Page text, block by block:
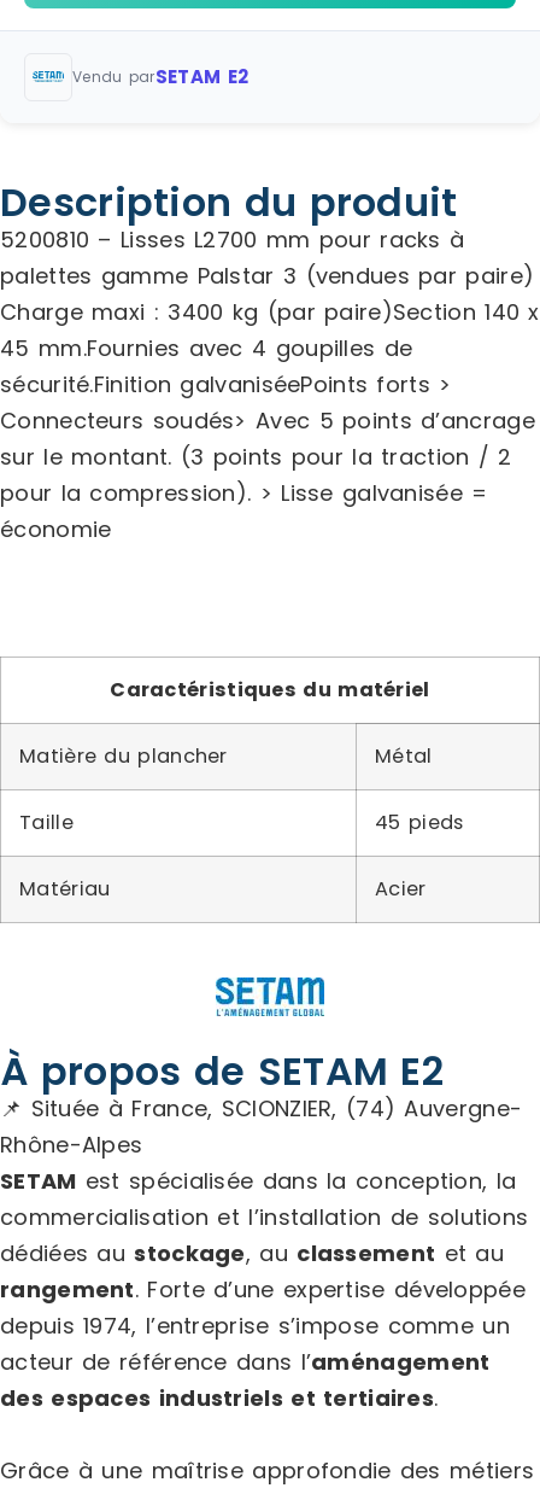
Vendu parSETAM E2
Description du produit
5200810 – Lisses L2700 mm pour racks à
palettes gamme Palstar 3 (vendues par paire)
Charge maxi : 3400 kg (par paire)Section 140 x
45 mm.Fournies avec 4 goupilles de
sécurité.Finition galvaniséePoints forts >
Connecteurs soudés> Avec 5 points d’ancrage
sur le montant. (3 points pour la traction / 2
pour la compression). > Lisse galvanisée =
économie
Caractéristiques du matériel
Matière du plancher Métal
Taille 45 pieds
Matériau Acier
À propos de SETAM E2
📌 Située à France, SCIONZIER, (74) Auvergne-
Rhône-Alpes
SETAM est spécialisée dans la conception, la
commercialisation et l’installation de solutions
dédiées austockage, au classement et au
rangement. Forte d’une expertise développée
depuis 1974, l’entreprise s’impose comme un
acteur de référence dans l’aménagement
des espaces industriels et tertiaires.
Grâce à une maîtrise approfondie des métiers